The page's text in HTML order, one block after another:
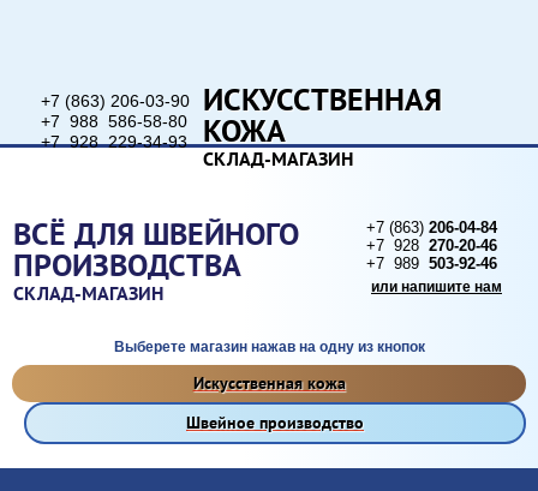
+7 (863) 206-03-90
+7 988 586-58-80
+7 928 229-34-93
ИСКУССТВЕННАЯ
КОЖА
СКЛАД-МАГАЗИН
ВСЁ ДЛЯ ШВЕЙНОГО
ПРОИЗВОДСТВА
СКЛАД-МАГАЗИН
+7 (863) 206-04-84
+7 928 270-20-46
+7 989 503-92-46
или напишите нам
Выберете магазин нажав на одну из кнопок
Искусственная кожа
Швейное производство